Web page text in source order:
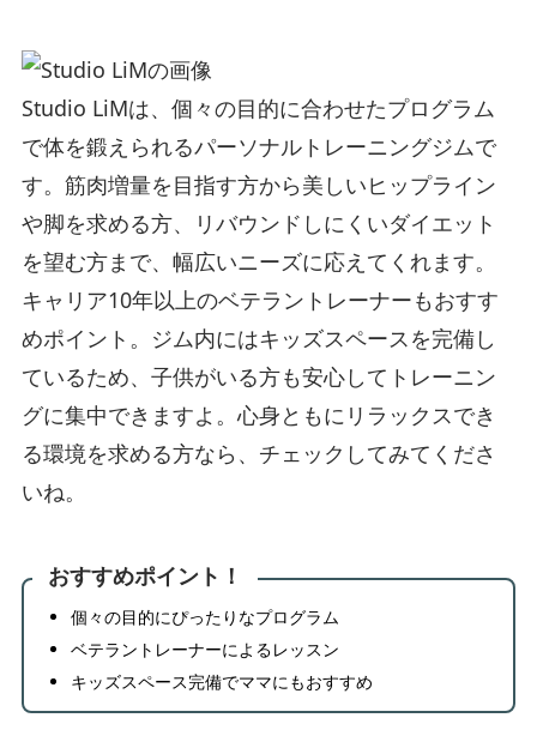
Studio LiMは、個々の目的に合わせたプログラム
で体を鍛えられるパーソナルトレーニングジムで
す。筋肉増量を目指す方から美しいヒップライン
や脚を求める方、リバウンドしにくいダイエット
を望む方まで、幅広いニーズに応えてくれます。
キャリア10年以上のベテラントレーナーもおすす
めポイント。ジム内にはキッズスペースを完備し
ているため、子供がいる方も安心してトレーニン
グに集中できますよ。心身ともにリラックスでき
る環境を求める方なら、チェックしてみてくださ
いね。
おすすめポイント！
個々の目的にぴったりなプログラム
ベテラントレーナーによるレッスン
キッズスペース完備でママにもおすすめ